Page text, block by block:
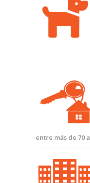
entre más de 70